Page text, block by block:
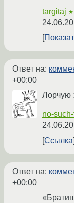
targitaj
Ответ на:
+00:00
Лорчую
no-
Ссылка
Ответ на:
+00:00